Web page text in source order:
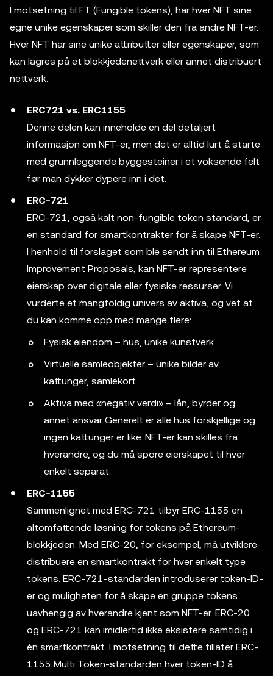
I motsetning til FT (Fungible tokens), har hver NFT sine
egne unike egenskaper som skiller den fra andre NFT-er.
Hver NFT har sine unike attributter eller egenskaper, som
kan lagres på et blokkjedenettverk eller annet distribuert
nettverk.
ERC721 vs. ERC1155
Denne delen kan inneholde en del detaljert
informasjon om NFT-er, men det er alltid lurt å starte
med grunnleggende byggesteiner i et voksende felt
før man dykker dypere inn i det.
ERC-721
ERC-721, også kalt non-fungible token standard, er
en standard for smartkontrakter for å skape NFT-er.
I henhold til forslaget som ble sendt inn til Ethereum
Improvement Proposals, kan NFT-er representere
eierskap over digitale eller fysiske ressurser. Vi
vurderte et mangfoldig univers av aktiva, og vet at
du kan komme opp med mange flere:
Fysisk eiendom – hus, unike kunstverk
Virtuelle samleobjekter – unike bilder av
kattunger, samlekort
Aktiva med «negativ verdi» – lån, byrder og
annet ansvar Generelt er alle hus forskjellige og
ingen kattunger er like. NFT-er kan skilles fra
hverandre, og du må spore eierskapet til hver
enkelt separat.
ERC-1155
Sammenlignet med ERC-721 tilbyr ERC-1155 en
altomfattende løsning for tokens på Ethereum-
blokkjeden. Med ERC-20, for eksempel, må utviklere
distribuere en smartkontrakt for hver enkelt type
tokens. ERC-721-standarden introduserer token-ID-
er og muligheten for å skape en gruppe tokens
uavhengig av hverandre kjent som NFT-er. ERC-20
og ERC-721 kan imidlertid ikke eksistere samtidig i
én smartkontrakt. I motsetning til dette tillater ERC-
1155 Multi Token-standarden hver token-ID å